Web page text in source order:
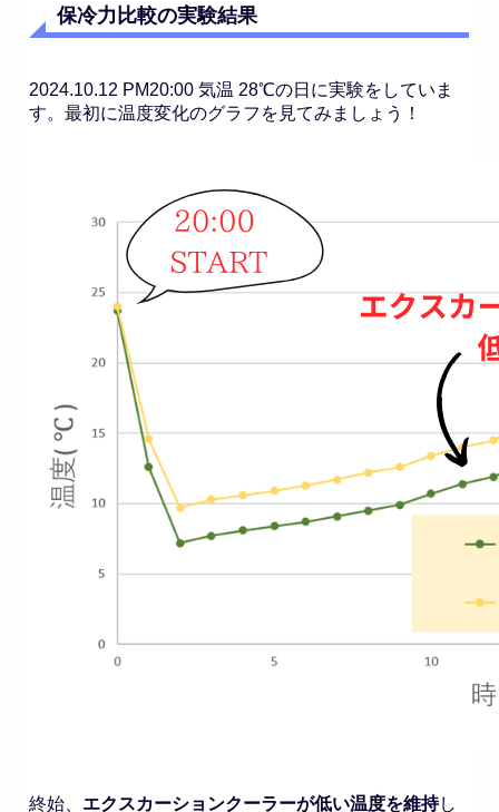
保冷力比較の実験結果
2024.10.12 PM20:00 気温 28℃の日に実験をしていま
す。最初に温度変化のグラフを見てみましょう！
終始、 エクスカーションクーラーが低い温度を維持し